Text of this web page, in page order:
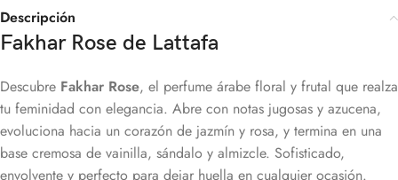
Descripción
Fakhar Rose de Lattafa
Descubre Fakhar Rose, el perfume árabe floral y frutal que realza
tu feminidad con elegancia. Abre con notas jugosas y azucena,
evoluciona hacia un corazón de jazmín y rosa, y termina en una
base cremosa de vainilla, sándalo y almizcle. Sofisticado,
envolvente y perfecto para dejar huella en cualquier ocasión.